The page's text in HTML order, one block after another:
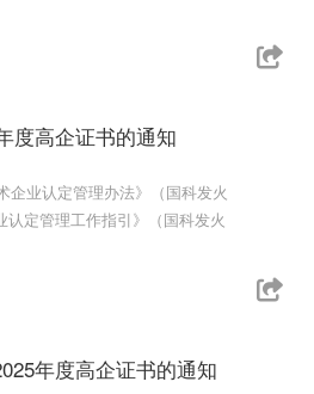
度高企证书的通知
企业认定管理办法》（国科发火
定管理工作指引》（国科发火
年度高企证书的通知